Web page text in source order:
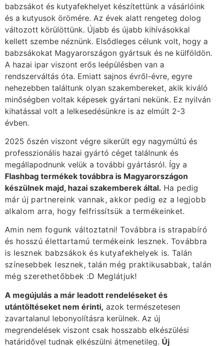
babzsákot és kutyafekhelyet készítettünk a vásárlóink
és a kutyusok örömére. Az évek alatt rengeteg dolog
változott körülöttünk. Újabb és újabb kihívásokkal
kellett szembe néznünk. Elsődleges célunk volt, hogy a
babzsákokat Magyarországon gyártsuk és ne külföldön.
A hazai ipar viszont erős leépülésben van a
rendszerváltás óta. Emiatt sajnos évről-évre, egyre
nehezebben találtunk olyan szakembereket, akik kiváló
minőségben voltak képesek gyártani nekünk. Ez nyilván
kihatással volt a lelkesedésünkre is az elmúlt 2-3
évben.
2025 őszén viszont végre sikerült egy nagymúltú és
professzionális hazai gyártó céget találnunk és
megállapodnunk velük a további gyártásról. Így a
Flashbag termékek továbbra is Magyarországon
készülnek majd, hazai szakemberek által. Ha pedig
már új partnereink vannak, akkor pedig ez a legjobb
alkalom arra, hogy felfrissítsük a termékeinket.
Amin nem fogunk változtatni! Továbbra is strapabíró
és hosszú élettartamú termékeink lesznek. Továbbra
is lesznek babzsákok és kutyafekhelyek is. Talán
színesebbek lesznek, talán még praktikusabbak, talán
még szerethetőbbek :D Meglátjuk!
A megújulás a már leadott rendeléseket és
utántöltéseket nem érinti, azok természetesen
zavartalanul lebonyolításra kerülnek. Az új
megrendelések viszont csak hosszabb elkészülési
határidővel tudnak elkészülni átmenetileg. Új